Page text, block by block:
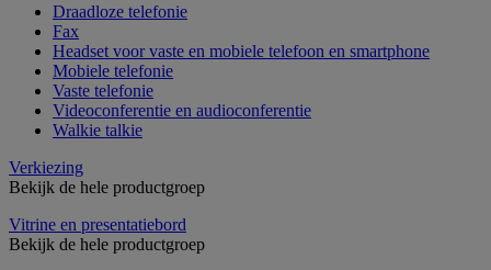
Draadloze telefonie
Fax
Headset voor vaste en mobiele telefoon en smartphone
Mobiele telefonie
Vaste telefonie
Videoconferentie en audioconferentie
Walkie talkie
Verkiezing
Bekijk de hele productgroep
Vitrine en presentatiebord
Bekijk de hele productgroep